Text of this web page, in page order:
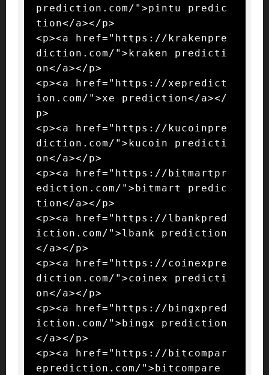
prediction.com/">pintu predic
tion</a></p>
<p><a href="https://krakenpre
diction.com/">kraken predicti
on</a></p>
<p><a href="https://xepredict
ion.com/">xe prediction</a></
p>
<p><a href="https://kucoinpre
diction.com/">kucoin predicti
on</a></p>
<p><a href="https://bitmartpr
ediction.com/">bitmart predic
tion</a></p>
<p><a href="https://lbankpred
iction.com/">lbank prediction
</a></p>
<p><a href="https://coinexpre
diction.com/">coinex predicti
on</a></p>
<p><a href="https://bingxpred
iction.com/">bingx prediction
</a></p>
<p><a href="https://bitcompar
eprediction.com/">bitcompare